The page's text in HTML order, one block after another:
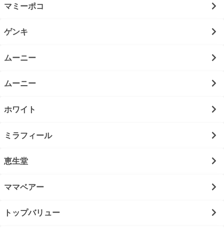
マミーポコ
ゲンキ
ムーニー
ムーニー
ホワイト
ミラフィール
恵生堂
ママベアー
トップバリュー